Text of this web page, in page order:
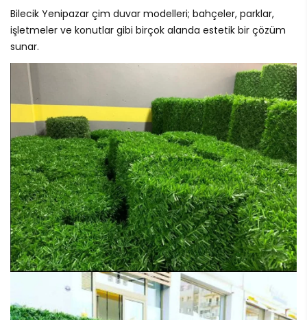
Bilecik Yenipazar çim duvar modelleri; bahçeler, parklar,
işletmeler ve konutlar gibi birçok alanda estetik bir çözüm
sunar.